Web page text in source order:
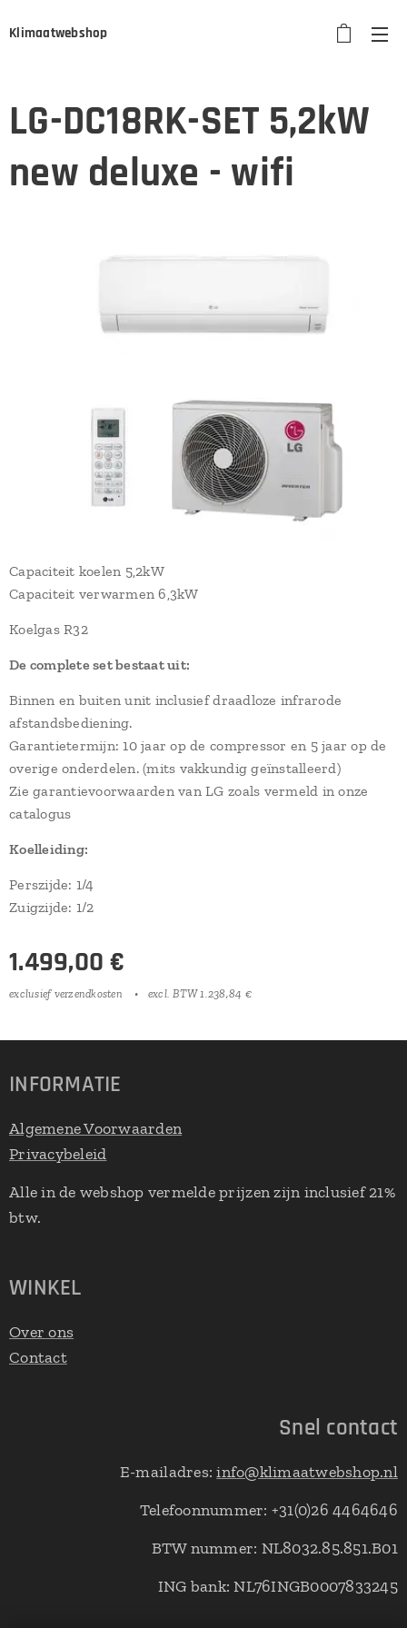
Klimaatwebshop
LG-DC18RK-SET 5,2kW
new deluxe - wifi
Capaciteit koelen 5,2kW
Capaciteit verwarmen 6,3kW
Koelgas R32
De complete set bestaat uit:
Binnen en buiten unit inclusief draadloze infrarode
afstandsbediening.
Garantietermijn: 10 jaar op de compressor en 5 jaar op de
overige onderdelen. (mits vakkundig geïnstalleerd)
Zie garantievoorwaarden van LG zoals vermeld in onze
catalogus
Koelleiding:
Perszijde: 1/4
Zuigzijde: 1/2
1.499,00 €
exclusief verzendkosten excl. BTW 1.238,84 €
INFORMATIE
Algemene Voorwaarden
Privacybeleid
Alle in de webshop vermelde prijzen zijn inclusief 21%
btw.
WINKEL
Over ons
Contact
Snel contact
E-mailadres:info@klimaatwebshop.nl
Telefoonnummer: +31(0)26 4464646
BTW nummer: NL8032.85.851.B01
ING bank: NL76INGB0007833245